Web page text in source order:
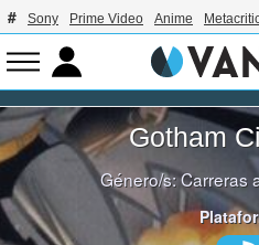
Sony Prime Video Anime
Gotham
Género/s:Carreras